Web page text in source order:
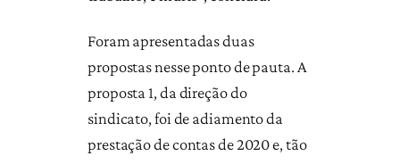
Foram apresentadas duas
propostas nesse ponto de pauta. A
proposta 1, da direção do
sindicato, foi de adiamento da
prestação de contas de 2020 e, tão